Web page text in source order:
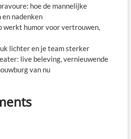
hoe de mannelijke
nadenken
werkt humor voor vertrouwen,
lichter en je team sterker
live beleving, vernieuwende
van nu